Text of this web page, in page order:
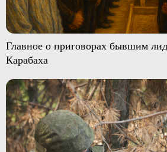
Главное о приговорах бывшим
Карабаха